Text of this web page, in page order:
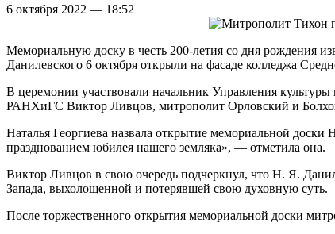
6 октября 2022 — 18:52
Мемориальную доску в честь 200-летия со дня рождения
Данилевского 6 октября открыли на фасаде колледжа
В церемонии участвовали начальник Управления
РАНХиГС Виктор Ливцов, митрополит Орловский и
Наталья Георгиева назвала открытие мемориальной
празднованием юбилея нашего земляка», — отметила она.
Виктор Ливцов в свою очередь подчеркнул, что Н. Я.
Запада, выхолощенной и потерявшей свою духовную суть.
После торжественного открытия мемориальной доски